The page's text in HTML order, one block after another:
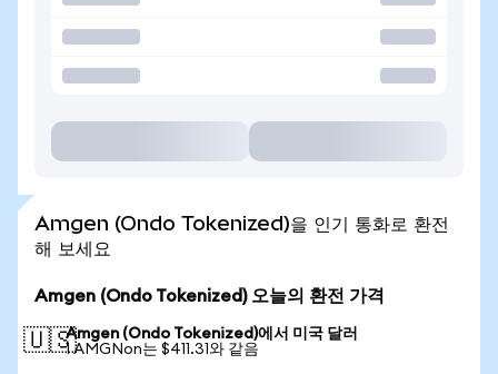
Amgen (Ondo Tokenized)을 인기 통화로 환전
해 보세요
Amgen (Ondo Tokenized) 오늘의 환전 가격
🇺🇸Amgen (Ondo Tokenized)에서 미국 달러
1 AMGNon는 $411.31와 같음